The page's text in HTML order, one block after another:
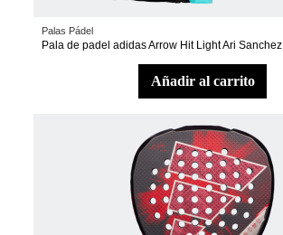
Palas Pádel
Pala de padel adidas Arrow Hit Light Ari Sanchez
añadir al carrito